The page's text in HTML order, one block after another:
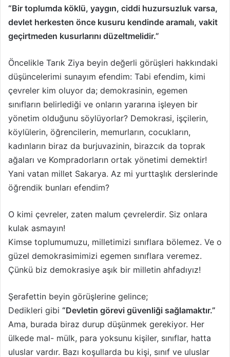
“Bir toplumda köklü, yaygın, ciddi huzursuzluk varsa,
devlet herkesten önce kusuru kendinde aramalı, vakit
geçirtmeden kusurlarını düzeltmelidir.”
Öncelikle Tarık Ziya beyin değerli görüşleri hakkındaki
düşüncelerimi sunayım efendim: Tabi efendim, kimi
çevreler kim oluyor da; demokrasinin, egemen
sınıfların belirlediği ve onların yararına işleyen bir
yönetim olduğunu söylüyorlar? Demokrasi, işçilerin,
köylülerin, öğrencilerin, memurların, cocukların,
kadınların biraz da burjuvazinin, birazcık da toprak
ağaları ve Kompradorların ortak yönetimi demektir!
Yani vatan millet Sakarya. Az mi yurttaşlık derslerinde
öğrendik bunları efendim?
O kimi çevreler, zaten malum çevrelerdir. Siz onlara
kulak asmayın!
Kimse toplumumuzu, milletimizi sınıflara bölemez. Ve o
güzel demokrasimimizi egemen sınıflara veremez.
Çünkü biz demokrasiye aşık bir milletin ahfadıyız!
Şerafettin beyin görüşlerine gelince;
Dedikleri gibi “Devletin görevi güvenliği sağlamaktır.”
Ama, burada biraz durup düşünmek gerekiyor. Her
ülkede mal- mülk, para yoksunu kişiler, sınıflar, hatta
uluslar vardır. Bazı koşullarda bu kişi, sınıf ve uluslar